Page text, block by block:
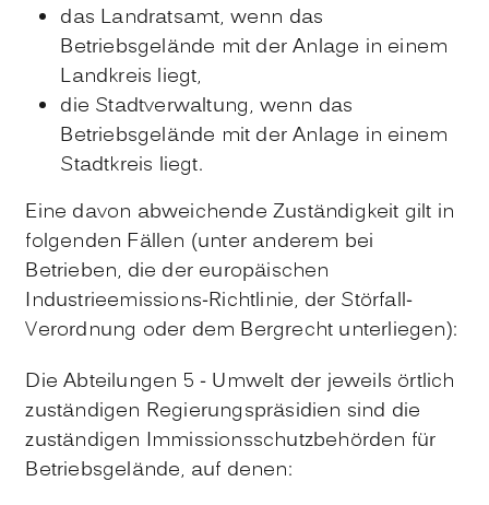
das Landratsamt, wenn das
Betriebsgelände mit der Anlage in einem
Landkreis liegt,
die Stadtverwaltung, wenn das
Betriebsgelände mit der Anlage in einem
Stadtkreis liegt.
Eine davon abweichende Zuständigkeit gilt in
folgenden Fällen (unter anderem bei
Betrieben, die der europäischen
Industrieemissions-Richtlinie, der Störfall-
Verordnung oder dem Bergrecht unterliegen):
Die Abteilungen 5 - Umwelt der jeweils örtlich
zuständigen Regierungspräsidien sind die
zuständigen Immissionsschutzbehörden für
Betriebsgelände, auf denen: